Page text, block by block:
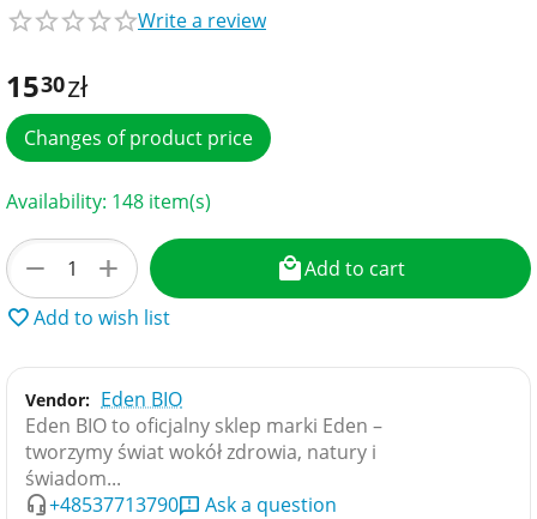
Write a review
1530zł
Changes of product price
Availability: 148 item(s)
+
−
Add to cart
Add to wish list
Vendor: Eden BIO
Eden BIO to oficjalny sklep marki Eden –
tworzymy świat wokół zdrowia, natury i
świadom...
+48537713790
Ask a question